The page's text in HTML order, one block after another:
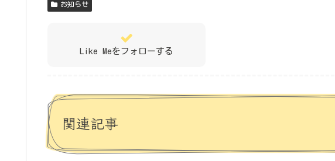
お知らせ
Like Meをフォローする
関連記事